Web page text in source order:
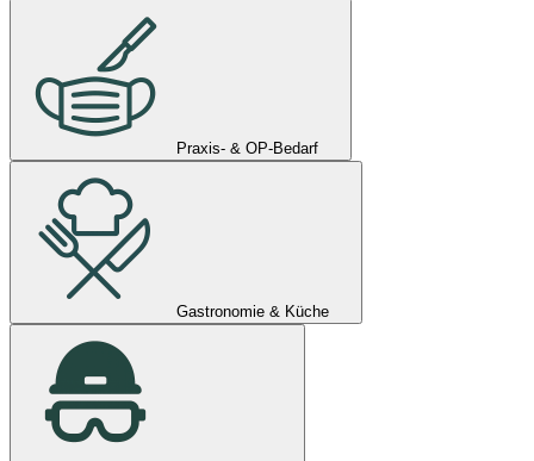
Praxis- & OP-Bedarf
Gastronomie & Küche